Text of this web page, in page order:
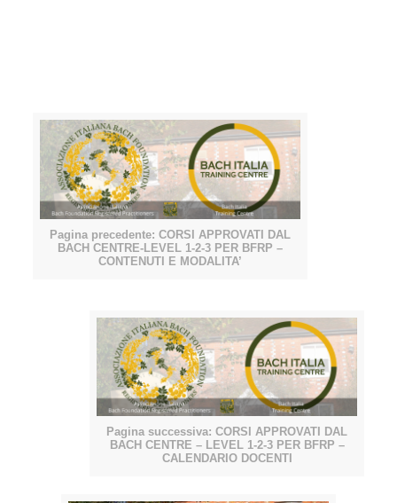
Pagina precedente: CORSI APPROVATI DAL
BACH CENTRE-LEVEL 1-2-3 PER BFRP –
CONTENUTI E MODALITA’
Pagina successiva: CORSI APPROVATI DAL
BACH CENTRE – LEVEL 1-2-3 PER BFRP –
CALENDARIO DOCENTI